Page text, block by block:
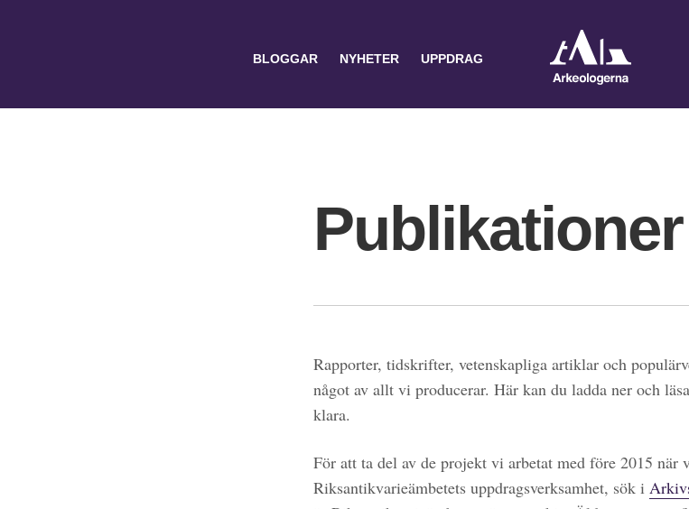
BLOGGAR NYHETER UPPDRAG
Publikationer
Rapporter, tidskrifter, vetenskapliga artiklar och
något av allt vi producerar. Här kan du ladda ner och
klara.
För att ta del av de projekt vi arbetat med före 2015 när
Riksantikvarieämbetets uppdragsverksamhet, sök i